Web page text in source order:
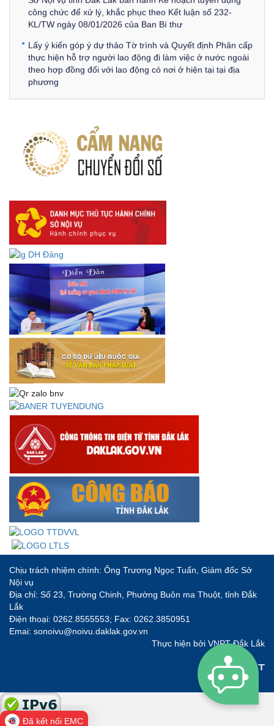
công chức để xử lý, khắc phục theo Kết luận số 232-
KL/TW ngày 08/01/2026 của Ban Bí thư
Lấy ý kiến góp ý dự thảo Tờ trình và Quyết định Phân cấp
thực hiện hỗ trợ người lao động đi làm việc ở nước ngoài
theo hợp đồng đối với lao động có nơi ở hiện tại tại địa
phương
Về việc lấy ý kiến góp ý Dự thảo Quyết định phân cấp thực
xây dựng, ban hành văn bản quy phạm pháp luật
Góp ý dự thảo Thông tư quy định nghiệp vụ lưu trữ tài liệu
lưu trữ số:
Lấy ý kiến dự thảo Quyết định quy phạm pháp luật quy
định về thành lập, tổ chức và hoạt động của tổ chức phối
hợp liên ngành
Thông báo về việc tải biểu mẫu báo cáo kết quả 06 năm
thực hiện Nghị quyết số 18-NQ/TW và Nghị quyết số 19-
NQ/TW
Thư chúc mừng của Bộ trưởng Bộ Nội vụ nhân dịp kỷ
niệm 78 năm Ngày thành lập Bộ Nội vụ, Ngày truyền
thống ngành Tổ chức nhà nước (28/8/1945-28/8/2023)
Thông báo về việc đăng tải Bộ câu hỏi và gợi ý trả lời Hội
thi dân vận khéo năm 2023
Chịu trách nhiệm chính: Ông Trương Ngọc Tuấn, Giám đốc Sở
Nội vụ
Địa chỉ: Số 23, Trường Chinh, Phường Buôn ma Thuột, tỉnh Đắk
Lắk
Điện thoại: 0262.8555553; Fax: 0262.3850951
Emai: sonoivu@noivu.daklak.gov.vn
Thực hiện bởi VNPT Đắk Lắk
Đã kết nối EMC